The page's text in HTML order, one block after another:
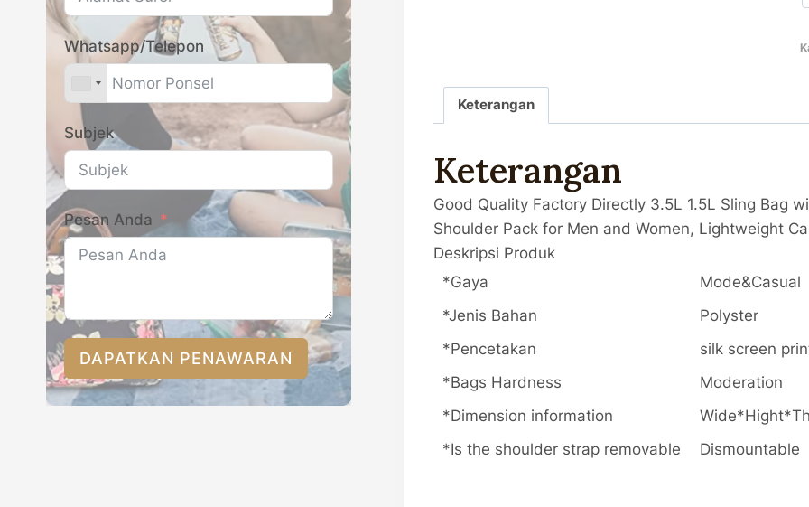
Keterangan
Keterangan
Good Quality Factory Directly 3.5L 1.5L Sling Bag
Shoulder Pack for Men and Women, Lightweight
Deskripsi Produk
*Gaya
Mode&Casual
*Jenis Bahan
Polyster
*Pencetakan
silk screen
*Bags Hardness
Moderation
*Dimension information
*Is the shoulder strap removable
Dismountable
Whatsapp/Telepon
Subjek
Pesan Anda
DAPATKAN PENAWARAN